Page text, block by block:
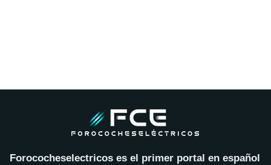
Forococheselectricos es el primer portal en español